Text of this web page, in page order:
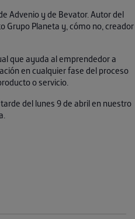
Advenio y de Bevator. Autor del
Grupo Planeta y, cómo no, creador
que ayuda al emprendedor a
en cualquier fase del proceso
o servicio.
del lunes 9 de abril en nuestro